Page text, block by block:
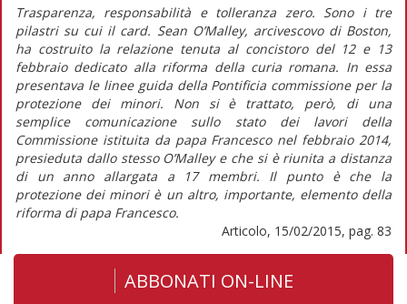
Trasparenza, responsabilità e tolleranza zero. Sono i tre
pilastri su cui il card. Sean O’Malley, arcivescovo di Boston,
ha costruito la relazione tenuta al concistoro del 12 e 13
febbraio dedicato alla riforma della curia romana. In essa
presentava le linee guida della Pontificia commissione per la
protezione dei minori. Non si è trattato, però, di una
semplice comunicazione sullo stato dei lavori della
Commissione istituita da papa Francesco nel febbraio 2014,
presieduta dallo stesso O’Malley e che si è riunita a distanza
di un anno allargata a 17 membri. Il punto è che la
protezione dei minori è un altro, importante, elemento della
riforma di papa Francesco.
Articolo, 15/02/2015, pag. 83
ABBONATI ON-LINE